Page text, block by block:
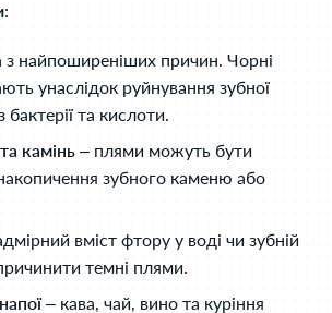
:
з найпоширеніших причин. Чорні
унаслідок руйнування зубної
бактерії та кислоти.
камінь – плями можуть бути
зубного каменю або
вміст фтору у воді чи зубній
темні плями.
– кава, чай, вино та куріння